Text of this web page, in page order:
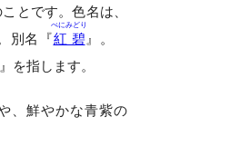
とです。色名は、
別名『紅碧
べにみどり
』。
』を指します。
、鮮やかな青紫の